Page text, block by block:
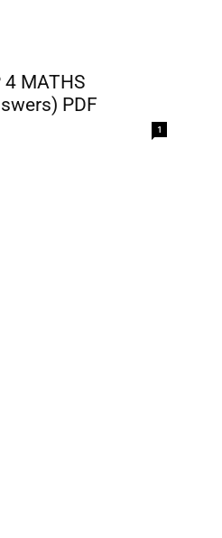
4 MATHS
PDF
1